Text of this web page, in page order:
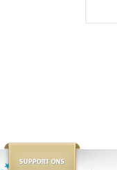
SUPPORT ONS